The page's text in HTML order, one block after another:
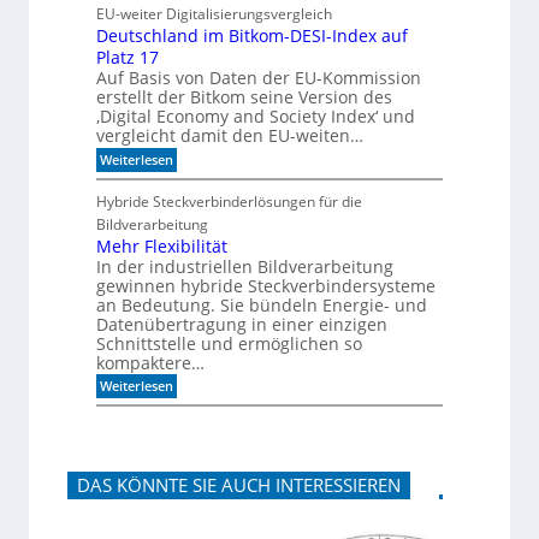
m
A
k
s
t
i
k
p
a
n
e
l
e
u
t
s
h
o
n
a
n
o
r
g
e
n
b
a
u
e
n
EU-weiter Digitalisierungsvergleich
Deutschland im Bitkom-DESI-Index auf
Platz 17
Auf Basis von Daten der EU-Kommission
erstellt der Bitkom seine Version des
‚Digital Economy and Society Index‘ und
vergleicht damit den EU-weiten…
Weiterlesen:
D
u
t
s
c
h
l
a
n
d
i
m
B
i
m
-
Hybride Steckverbinderlösungen für die
Bildverarbeitung
Mehr Flexibilität
In der industriellen Bildverarbeitung
gewinnen hybride Steckverbindersysteme
an Bedeutung. Sie bündeln Energie- und
Datenübertragung in einer einzigen
Schnittstelle und ermöglichen so
kompaktere…
Weiterlesen:
M
F
l
e
DAS KÖNNTE SIE AUCH INTERESSIEREN